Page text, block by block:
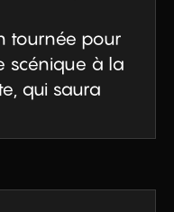
tournée pour
scénique à la
qui saura